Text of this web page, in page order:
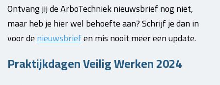
Ontvang jij de ArboTechniek nieuwsbrief nog niet,
maar heb je hier wel behoefte aan? Schrijf je dan in
voor denieuwsbriefen mis nooit meer een update.
Praktijkdagen Veilig Werken 2024